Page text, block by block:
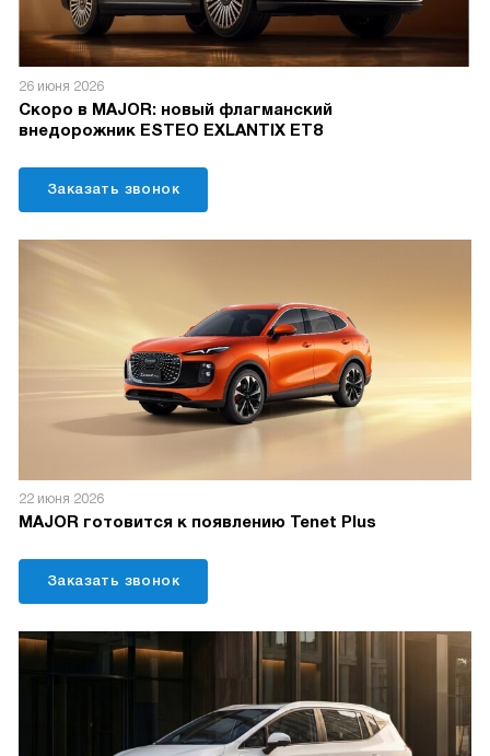
26 июня 2026
Скоро в MAJOR: новый флагманский
внедорожник ESTEO EXLANTIX ET8
Заказать звонок
22 июня 2026
MAJOR готовится к появлению Tenet Plus
Заказать звонок